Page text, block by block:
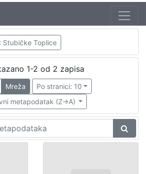
Stubičke Toplice
1-2 od 2 zapisa
Mreža
Po stranici: 10
metapodatak (Z->A)